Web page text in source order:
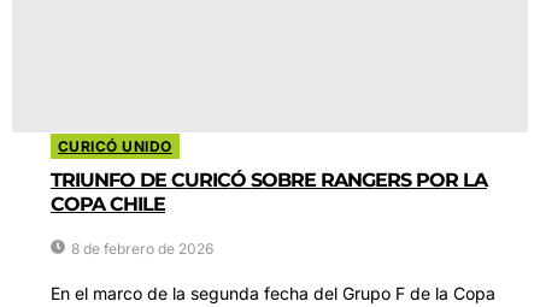
CURICÓ UNIDO
TRIUNFO DE CURICÓ SOBRE RANGERS POR LA
COPA CHILE
8 de febrero de 2026
En el marco de la segunda fecha del Grupo F de la Copa